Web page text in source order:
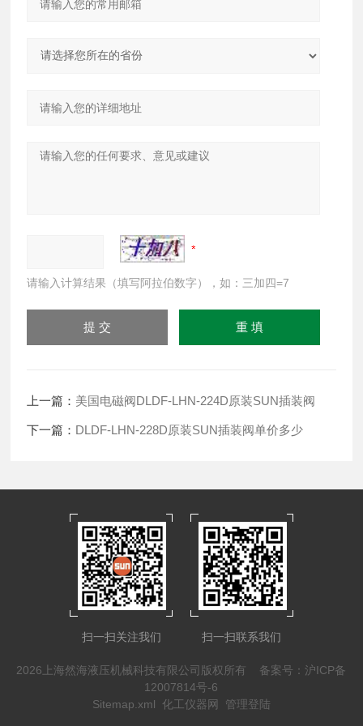
请输入计算结果（填写阿拉伯数字），如：三加四=7
上一篇： 美国电磁阀DLDF-LHN-224D原装SUN插装阀
下一篇： DLDF-LHN-228D原装SUN插装阀单价多少
扫一扫关注我们 扫一扫联系我们
2026上海然海液压机械科技有限公司版权所有 备案号：沪ICP备
12007814号-6
Sitemap.xml 化工仪器网 管理登陆